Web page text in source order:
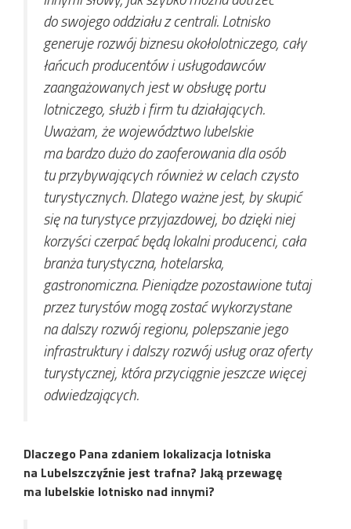
do swojego oddziału z centrali. Lotnisko
generuje rozwój biznesu okołolotniczego, cały
łańcuch producentów i usługodawców
zaangażowanych jest w obsługę portu
lotniczego, służb i firm tu działających.
Uważam, że województwo lubelskie
ma bardzo dużo do zaoferowania dla osób
tu przybywających również w celach czysto
turystycznych. Dlatego ważne jest, by skupić
się na turystyce przyjazdowej, bo dzięki niej
korzyści czerpać będą lokalni producenci, cała
branża turystyczna, hotelarska,
gastronomiczna. Pieniądze pozostawione tutaj
przez turystów mogą zostać wykorzystane
na dalszy rozwój regionu, polepszanie jego
infrastruktury i dalszy rozwój usług oraz oferty
turystycznej, która przyciągnie jeszcze więcej
odwiedzających.
Dlaczego Pana zdaniem lokalizacja lotniska
na Lubelszczyźnie jest trafna? Jaką przewagę
ma lubelskie lotnisko nad innymi?